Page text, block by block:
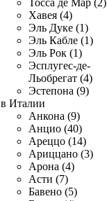
Тосса де Мар (2)
Хавея (4)
Эль Дуке (1)
Эль Кабле (1)
Эль Рок (1)
Эсплугес-де-
Льобрегат (4)
Эстепона (9)
в Италии
Анкона (9)
Анцио (40)
Ареццо (14)
Ариццано (3)
Арона (4)
Асти (7)
Бавено (5)